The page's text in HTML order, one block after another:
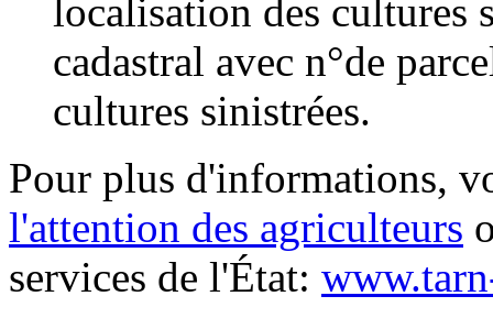
localisation des cultures
cadastral avec n°de
cultures sinistrées.
Pour plus d'informations,
l'attention des agriculteurs
services de l'État: